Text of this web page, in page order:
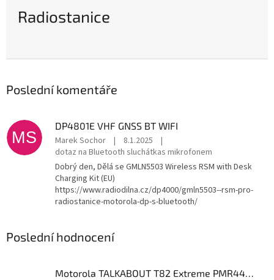
Radiostanice
Poslední komentáře
MS
DP4801E VHF GNSS BT WIFI
Marek Sochor | 8.1.2025
|
dotaz na Bluetooth sluchátkas mikrofonem
Dobrý den, Dělá se GMLN5503 Wireless RSM with Desk
Charging Kit (EU)
https://www.radiodilna.cz/dp4000/gmln5503--rsm-pro-
radiostanice-motorola-dp-s-bluetooth/
Poslední hodnocení
Motorola TALKABOUT T82 Extreme PMR446, Twin Pack